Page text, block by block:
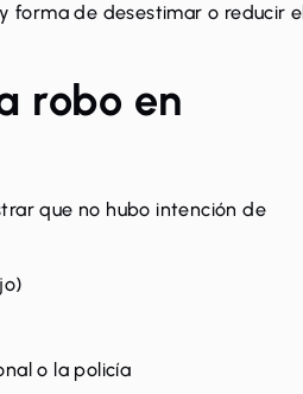
forma de desestimar o reducir el
robo en
que no hubo intención de
o la policía